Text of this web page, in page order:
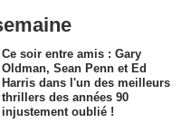
Ce soir entre amis : Gary
Oldman, Sean Penn et Ed
Harris dans l'un des meilleurs
thrillers des années 90
injustement oublié !